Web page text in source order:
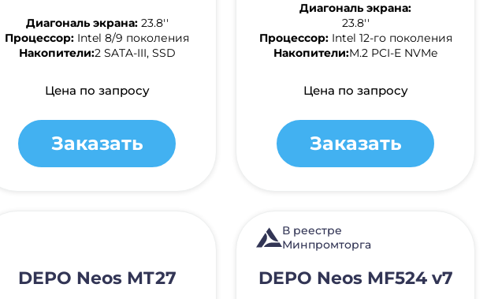
Диагональ экрана:23.8''
Процессор: Intel 8/9 поколения
Накопители:2 SATA-III, SSD
Цена по запросу
Заказать
Диагональ экрана:
23.8''
Процессор:Intel 12-го поколения
Накопители:M.2 PCI-E NVMe
Цена по запросу
Заказать
DEPO Neos MT27
В реестре
Минпромторга
DEPO Neos MF524 v7